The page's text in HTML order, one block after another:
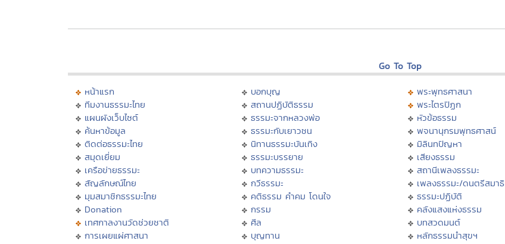
Go To Top
หน้าแรก
ทีมงานธรรมะไทย
แผนผังเว็บไซต์
ค้นหาข้อมูล
ติดต่อธรรมะไทย
สมุดเยี่ยม
เครือข่ายธรรมะ
สัญลักษณ์ไทย
มุมสมาชิกธรรมะไทย
Donation
เทศกาลงานวัดช่วยชาติ
การเผยแผ่ศาสนา
บอกบุญ
สถานปฏิบัติธรรม
ธรรมะจากหลวงพ่อ
ธรรมะกับเยาวชน
นิทานธรรมะบันเทิง
ธรรมะบรรยาย
บทความธรรมะ
กวีธรรมะ
คติธรรม คำคม โดนใจ
กรรม
ศีล
บุญทาน
พระพุทธศาสนา
พระไตรปิฏก
หัวข้อธรรม
พจนานุกรมพุทธศาสน์
มิลินทปัญหา
เสียงธรรม
สถานีเพลงธรรมะ
เพลงธรรมะ/ดนตรีสมาธิ
ธรรมะปฏิบัติ
คลังแสงแห่งธรรม
บทสวดมนต์
หลักธรรมนำสุขฯ